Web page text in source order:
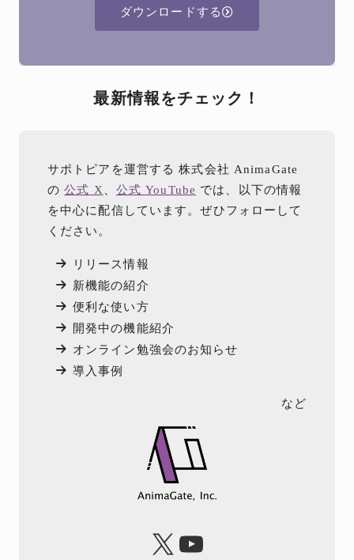
ダウンロードする
最新情報をチェック！
サポトピアを運営する 株式会社 AnimaGate
の公式 X 公式 YouTube では、以下の情報
を中心に配信しています。ぜひフォローして
ください。
リリース情報
新機能の紹介
便利な使い方
開発中の機能紹介
オンライン勉強会のお知らせ
導入事例
など
X YouTube